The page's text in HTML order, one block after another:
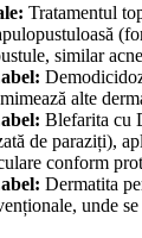
Tratamentul
similar
alte
Blefarita cu
de paraziți),
conform
Dermatita
unde